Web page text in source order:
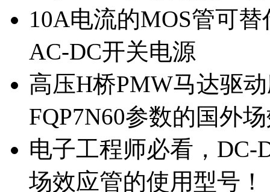
10A电流的MOS管可
AC-DC开关电源
高压H桥PMW马达驱
FQP7N60参数的国外
电子工程师必看，DC-
场效应管的使用型号！